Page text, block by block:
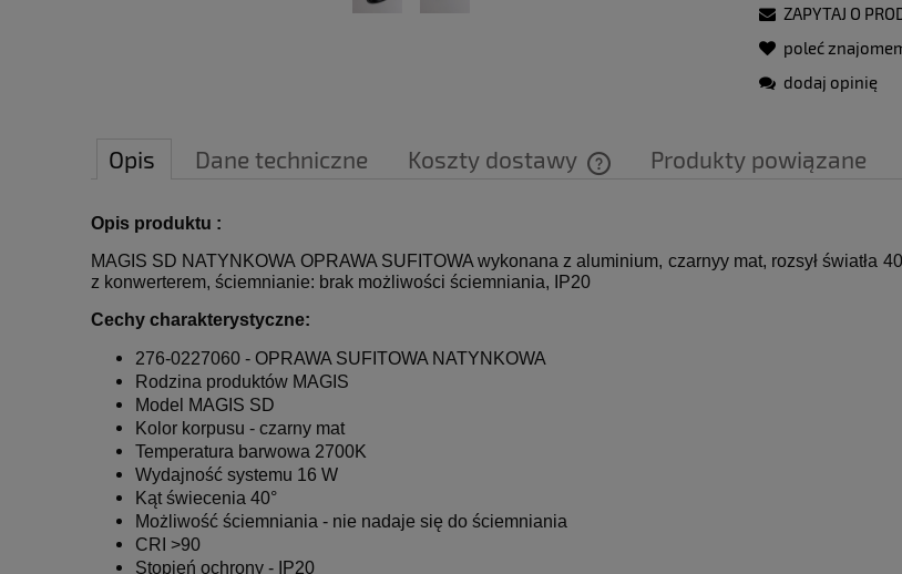
ZAPYTAJ O
poleć
dodaj opinię
Opis Dane techniczne Koszty dostawy Produkty powiązane
Opis produktu :
MAGIS SD NATYNKOWA OPRAWA SUFITOWA wykonana z aluminium, czarnyy mat, rozsył światła
z konwerterem, ściemnianie: brak możliwości ściemniania, IP20
Cechy charakterystyczne:
276-0227060 - OPRAWA SUFITOWA NATYNKOWA
Rodzina produktów MAGIS
Model MAGIS SD
Kolor korpusu - czarny mat
Temperatura barwowa 2700K
Wydajność systemu 16 W
Kąt świecenia 40°
Możliwość ściemniania - nie nadaje się do ściemniania
CRI >90
Stopień ochrony - IP20